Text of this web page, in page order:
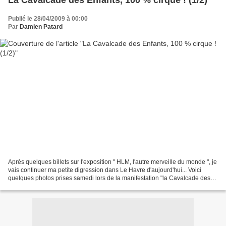
Publié le 28/04/2009 à 00:00
Par Damien Patard
Après quelques billets sur l'exposition " HLM, l'autre merveille du monde ", je
vais continuer ma petite digression dans Le Havre d'aujourd'hui... Voici
quelques photos prises samedi lors de la manifestation "la Cavalcade des